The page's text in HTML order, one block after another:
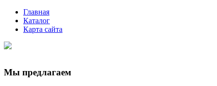
Главная
Каталог
Карта сайта
Мы предлагаем